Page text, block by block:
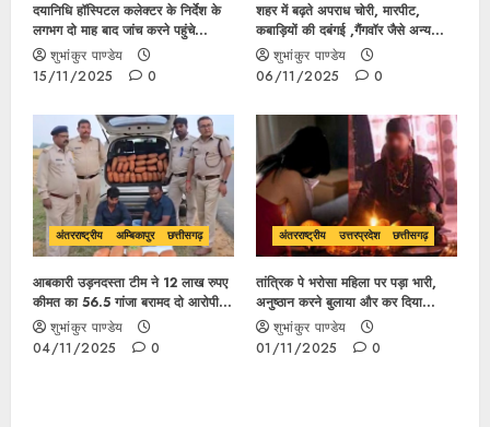
दयानिधि हॉस्पिटल कलेक्टर के निर्देश के
लगभग दो माह बाद जांच करने पहुंचे
अफसर, अब सही रिपोर्ट बनेगी या जांच के
नाम पर होगी खानापूर्ति
शुभांकुर पाण्डेय
15/11/2025
0
शहर में बढ़ते अपराध चोरी, मारपीट,
कबाड़ियों की दबंगई ,गैंगवॉर जैसे अन्य
घटनाओं के बढ़ावा के पीछे किसका
हाथ,पुलिसिया व्यवस्था पर क्यों उठ रहे
सवाल..
शुभांकुर पाण्डेय
06/11/2025
0
अंतरराष्ट्रीय अम्बिकापुर छत्तीसगढ़
आबकारी उड़नदस्ता टीम ने 12 लाख रुपए
कीमत का 56.5 गांजा बरामद दो आरोपी
गिरफ्तारशुभांकुर पाण्डेय
04/11/2025
0
अंतरराष्ट्रीय उत्तरप्रदेश छत्तीसगढ़
तांत्रिक पे भरोसा महिला पर पड़ा भारी,
अनुष्ठान करने बुलाया और कर दिया
बलात्कार …
शुभांकुर पाण्डेय
01/11/2025
0